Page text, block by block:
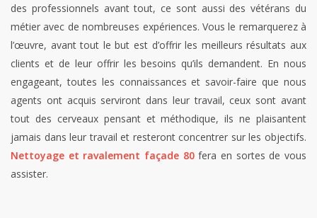
des professionnels avant tout, ce sont aussi des vétérans du
métier avec de nombreuses expériences. Vous le remarquerez à
l’œuvre, avant tout le but est d’offrir les meilleurs résultats aux
clients et de leur offrir les besoins qu’ils demandent. En nous
engageant, toutes les connaissances et savoir-faire que nous
agents ont acquis serviront dans leur travail, ceux sont avant
tout des cerveaux pensant et méthodique, ils ne plaisantent
jamais dans leur travail et resteront concentrer sur les objectifs.
Nettoyage et ravalement façade 80fera en sortes de vous
assister.